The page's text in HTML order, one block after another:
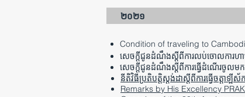
២០២១
Condition of traveling to
សេចក្តីជូនដំណឹងស្តីពីការលប់ចោលការហ
សេចក្តីជូនដំណឹងស្តីពីការធ្វើដំណើរចូលម
នីតិវិធីប្រតិបត្តិស្តង់ដាស្តីពីការធ្វើចត្ត
Remarks by His Excellency